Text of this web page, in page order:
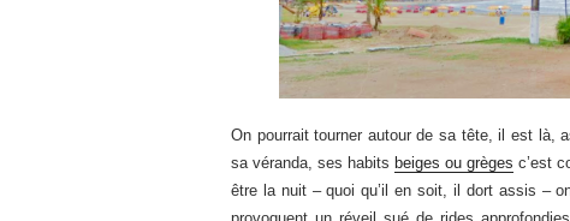
On pourrait tourner autour de sa tête, il est là,
sa véranda, ses habits beiges ou grèges c’est
être la nuit – quoi qu’il en soit, il dort assis –